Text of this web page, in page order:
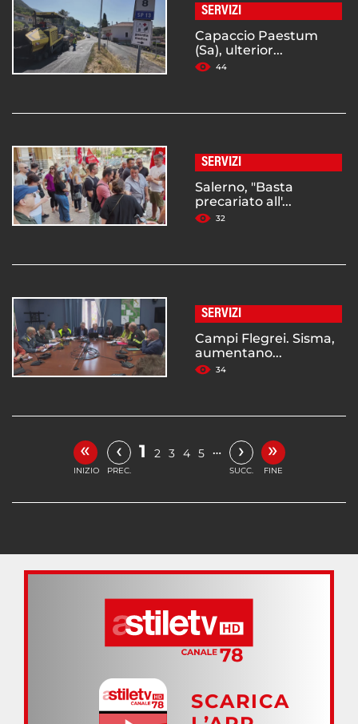
SERVIZI
Capaccio Paestum
(Sa), ulterior...
44
SERVIZI
Salerno, "Basta
precariato all'...
32
SERVIZI
Campi Flegrei. Sisma,
aumentano...
34
«
INIZIO
‹
PREC.
1 2 3 4 5 … ›
SUCC.
»
FINE
SCARICA